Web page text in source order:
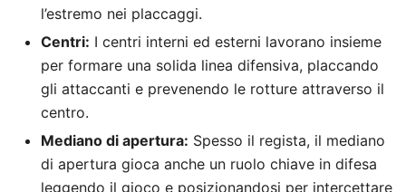
l’estremo nei placcaggi.
Centri: I centri interni ed esterni lavorano insieme
per formare una solida linea difensiva, placcando
gli attaccanti e prevenendo le rotture attraverso il
centro.
Mediano di apertura: Spesso il regista, il mediano
di apertura gioca anche un ruolo chiave in difesa
leggendo il gioco e posizionandosi per intercettare